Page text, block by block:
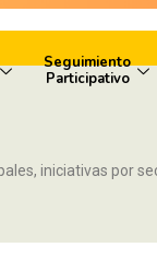
Seguimiento
Participativo
iniciativas por